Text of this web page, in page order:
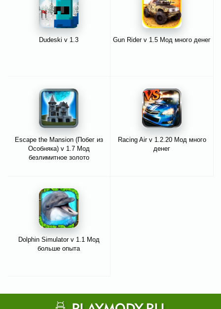
Dudeski v 1.3 Gun Rider v 1.5 Мод много денег
Escape the Mansion (Побег из
Особняка) v 1.7 Мод
безлимитное золото
Racing Air v 1.2.20 Мод много
денег
Dolphin Simulator v 1.1 Мод
больше опыта